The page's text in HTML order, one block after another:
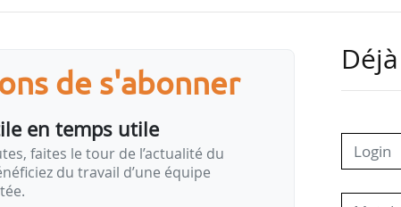
à utiliser ce service pour ses navires de
mer du Nord, dont dix sont situés au large des
du Royaume-Uni en matière d’énergie
ce partenariat »illustre la manière dont
peuvent être adaptées pour soutenir de
de s'abonner
en temps utile
faites le tour de l’actualité du
du travail d’une équipe